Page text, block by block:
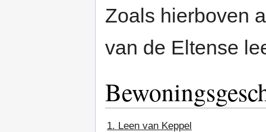
Zoals hierboven
van de Eltense
1. Leen van Keppel